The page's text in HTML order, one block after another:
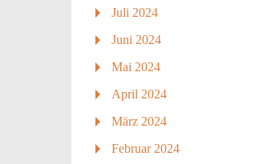
Juli 2024
Juni 2024
Mai 2024
April 2024
März 2024
Februar 2024